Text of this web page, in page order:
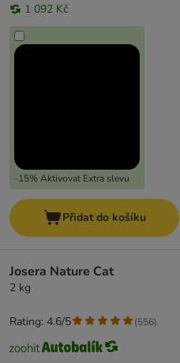
1 092 Kč
-15% Aktivovat Extra slevu
Přidat do košíku
Josera Nature Cat
2 kg
Rating: 4.6/5 (556)